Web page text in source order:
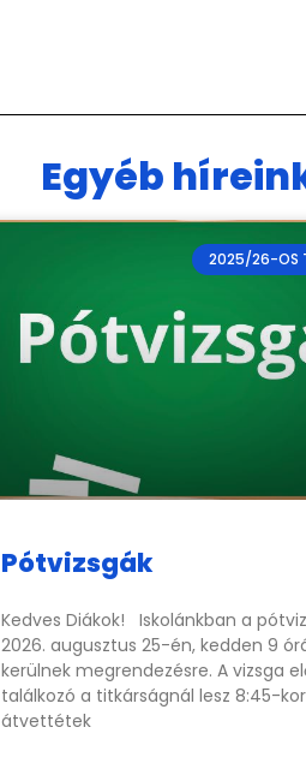
Egyéb
2025/26-OS
Pótvizsgák
Kedves Diákok! Iskolánkban a
2026. augusztus 25-én, kedden 9
kerülnek megrendezésre. A vizsga
találkozó a titkárságnál lesz 8:45-
átvettétek